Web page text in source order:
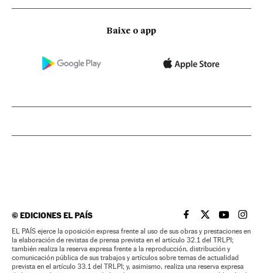
Baixe o app
©EDICIONES EL PAÍS EL PAÍS BRASIL EN
EL PAÍSEL PAÍS
EL
EL PAÍS ejerce la oposición expresa frente al uso de sus obras y prestaciones en
la elaboración de revistas de prensa prevista en el artículo 32.1 del TRLPI;
también realiza la reserva expresa frente a la reproducción, distribución y
comunicación pública de sus trabajos y artículos sobre temas de actualidad
prevista en el artículo 33.1 del TRLPI; y, asimismo, realiza una reserva expresa